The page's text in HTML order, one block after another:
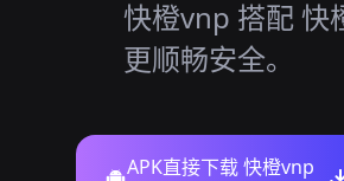
快橙vnp 搭配 快
更顺畅安全。
APK直接下载 快橙vnp